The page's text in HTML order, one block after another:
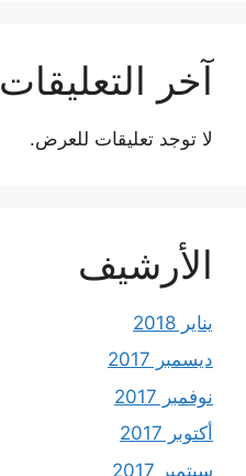
آخر التعليقات
لا توجد تعليقات للعرض.
الأرشيف
يناير 2018
ديسمبر 2017
نوفمبر 2017
أكتوبر 2017
سبتمبر 2017